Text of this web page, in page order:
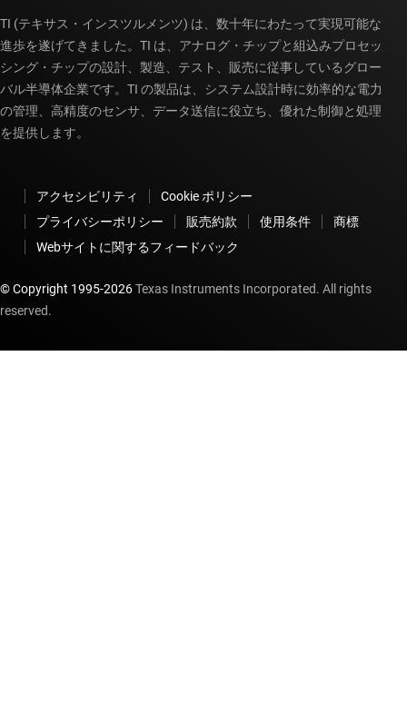
TI (テキサス・インスツルメンツ) は、数十年にわたって実現可能な
進歩を遂げてきました。TI は、アナログ・チップと組込みプロセッ
シング・チップの設計、製造、テスト、販売に従事しているグロー
バル半導体企業です。TI の製品は、システム設計時に効率的な電力
の管理、高精度のセンサ、データ送信に役立ち、優れた制御と処理
を提供します。
アクセシビリティ
Cookie ポリシー
プライバシーポリシー
販売約款 使用条件
商標
Webサイトに関するフィードバック
© Copyright 1995-2026Texas Instruments Incorporated. All rights
reserved.